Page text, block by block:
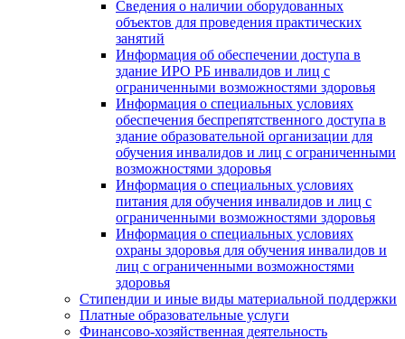
Сведения о наличии оборудованных
объектов для проведения практических
занятий
Информация об обеспечении доступа в
здание ИРО РБ инвалидов и лиц с
ограниченными возможностями здоровья
Информация о специальных условиях
обеспечения беспрепятственного доступа в
здание образовательной организации для
обучения инвалидов и лиц с ограниченными
возможностями здоровья
Информация о специальных условиях
питания для обучения инвалидов и лиц с
ограниченными возможностями здоровья
Информация о специальных условиях
охраны здоровья для обучения инвалидов и
лиц с ограниченными возможностями
здоровья
Стипендии и иные виды материальной поддержки
Платные образовательные услуги
Финансово-хозяйственная деятельность